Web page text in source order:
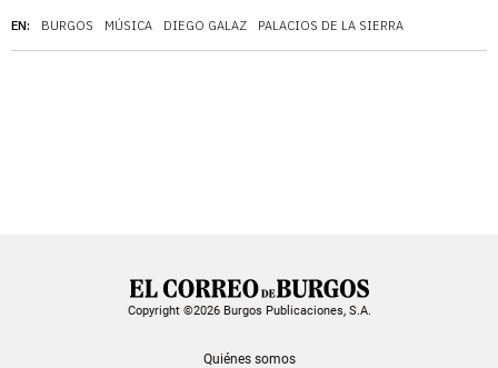
EN: BURGOS MÚSICA DIEGO GALAZ PALACIOS DE LA SIERRA
Copyright ©2026 Burgos Publicaciones, S.A.
Quiénes somos